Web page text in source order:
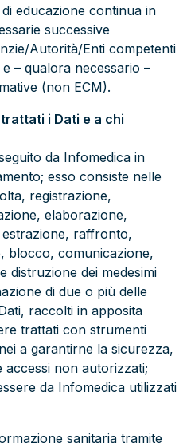
educazione continua in
successive
Autorità/Enti competenti
– qualora necessario –
(non ECM).
i Dati e a chi
da Infomedica in
esso consiste nelle
registrazione,
elaborazione,
raffronto,
blocco, comunicazione,
distruzione dei medesimi
di due o più delle
raccolti in apposita
trattati con strumenti
a garantirne la sicurezza,
accessi non autorizzati;
da Infomedica utilizzati
sanitaria tramite